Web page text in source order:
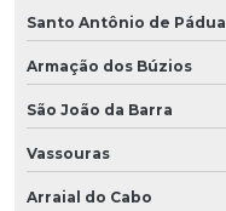
Santo Antônio de Pádua
Armação dos Búzios
São João da Barra
Vassouras
Arraial do Cabo